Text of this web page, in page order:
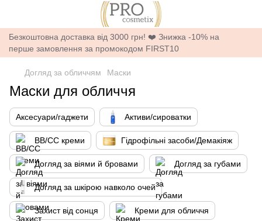
Безкоштовна доставка від 3000 грн! ❤️ Знижка -10% на
перше замовлення за промокодом FIRST10
Догляд за обличчям Маски
Маски для обличчя
Аксесуари/гаджети Активи/сироватки
BB/CC креми Гідрофільні засоби/Демакіяж
Догляд за віями й бровами Догляд за губами
Догляд за шкірою навколо очей
Захист від сонця Креми для обличчя